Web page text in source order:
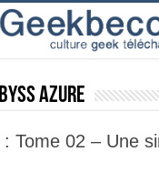
Azure
Tome 02 – Une